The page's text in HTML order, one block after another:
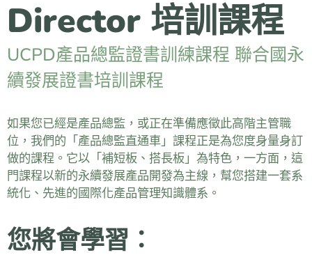
Director 培訓課程
UCPD產品總監證書訓練課程 聯合國永
續發展證書培訓課程
如果您已經是產品總監，或正在準備應徵此高階主管職
位，我們的「產品總監直通車」課程正是為您度身量身訂
做的課程。它以「補短板、搭長板」為特色，一方面，這
門課程以新的永續發展產品開發為主線，幫您搭建一套系
統化、先進的國際化產品管理知識體系。
您將會學習：